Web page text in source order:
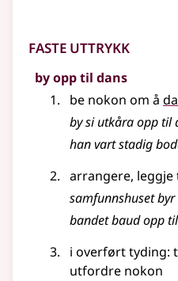
Faste uttrykk
by opp til dans
be nokon om å
by si utkåra opp til
han vart stadig
arrangere,
samfunnshuset
bandet baud opp
i overført tyding:
utfordre nokon